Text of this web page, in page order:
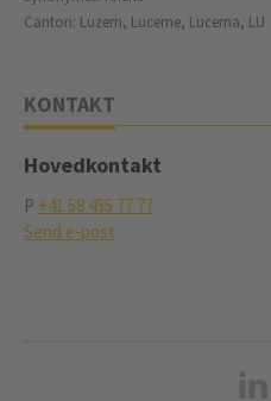
Canton: Luzern, Lucerne, Lucerna, LU
KONTAKT
Hovedkontakt
P +41 58 455 77 77
Send e-post